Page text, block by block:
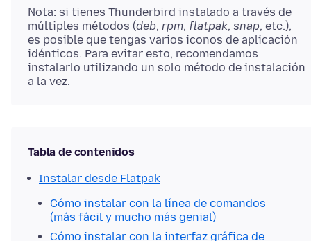
Nota: si tienes Thunderbird instalado a través de
múltiples métodos (deb, rpm, flatpak, snap, etc.),
es posible que tengas varios iconos de aplicación
idénticos. Para evitar esto, recomendamos
instalarlo utilizando un solo método de instalación
a la vez.
Tabla de contenidos
Instalar desde Flatpak
Cómo instalar con la línea de comandos
(más fácil y mucho más genial)
Cómo instalar con la interfaz gráfica de